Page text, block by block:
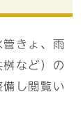
きょ、雨
など）の
し閲覧い